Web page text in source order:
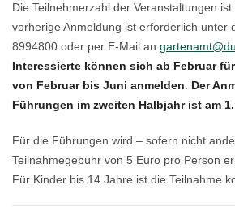
Die Teilnehmerzahl der Veranstaltungen
vorherige Anmeldung ist erforderlich unter
8994800 oder per E-Mail an
Interessierte können sich ab Februar
von Februar bis Juni anmelden. Der
Führungen im zweiten Halbjahr ist am
Für die Führungen wird – sofern nicht
Teilnahmegebühr von 5 Euro pro Person
Für Kinder bis 14 Jahre ist die Teilnahme